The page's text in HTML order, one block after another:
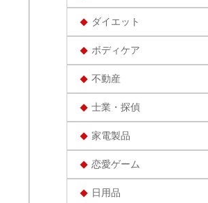
ダイエット
ボディケア
不動産
士業・探偵
家電製品
恋愛ゲーム
日用品